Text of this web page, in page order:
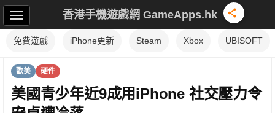
香港手機遊戲網 GameApps.hk
免費遊戲 iPhone更新 Steam Xbox UBISOFT
歐美 硬件
美國青少年近9成用iPhone 社交壓力令